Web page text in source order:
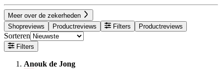
Meer over de zekerheden
Shopreviews
Productreviews Filters Productreviews
Sorteren
Filters
Anouk de Jong